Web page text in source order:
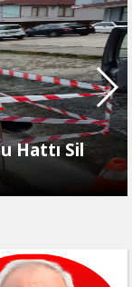
Hattı Sil